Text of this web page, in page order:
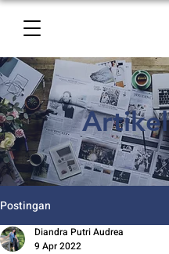
Artikel
Postingan
Diandra Putri Audrea
9 Apr 2022